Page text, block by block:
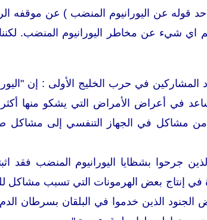
عن اليورانيوم المنضب ) عن موقفه
جهل تام بمخاطرها : " في 1991 لم نكن نعلم اي شيء عن مخاطر اليورانيوم
المشاركين في حرب الخليج الأولى : إن
، فقد اشتكوا من مشاكل في الجهاز التنفسي إلى
الذين جرحوا بشظايا اليورانيوم المنضب فقد
في إنتاج بعض الهرمونات التي تسبب مشاكل
الذين خدموا في البلقان بسرطان